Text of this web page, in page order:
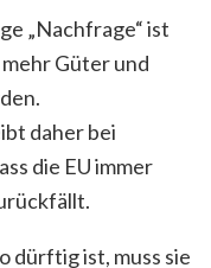
„Nachfrage“ ist
Güter und
daher bei
die EU immer
dürftig ist, muss sie